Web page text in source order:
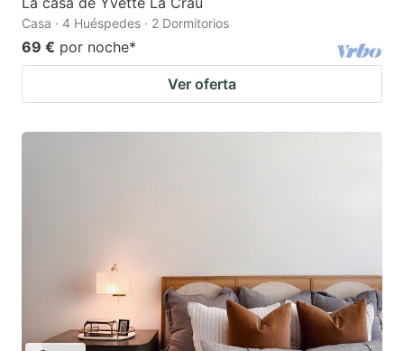
Casa · 4 Huéspedes · 2 Dormitorios
69 € por noche*
Ver oferta